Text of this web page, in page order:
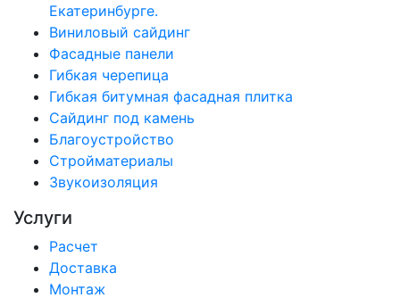
Екатеринбурге.
Виниловый сайдинг
Фасадные панели
Гибкая черепица
Гибкая битумная фасадная плитка
Сайдинг под камень
Благоустройство
Стройматериалы
Звукоизоляция
Услуги
Расчет
Доставка
Монтаж